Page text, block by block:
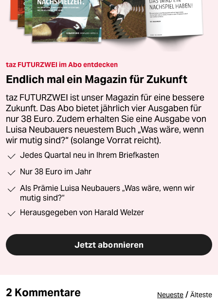
taz FUTURZWEI im Abo entdecken
Endlich mal ein Magazin für Zukunft
taz FUTURZWEI ist unser Magazin für eine bessere
Zukunft. Das Abo bietet jährlich vier Ausgaben für
nur 38 Euro. Zudem erhalten Sie eine Ausgabe von
Luisa Neubauers neuestem Buch „Was wäre, wenn
wir mutig sind?“ (solange Vorrat reicht).
Jedes Quartal neu in Ihrem Briefkasten
Nur 38 Euro im Jahr
Als Prämie Luisa Neubauers „Was wäre, wenn wir
mutig sind?“
Herausgegeben von Harald Welzer
Jetzt abonnieren
2 Kommentare Neueste / Älteste